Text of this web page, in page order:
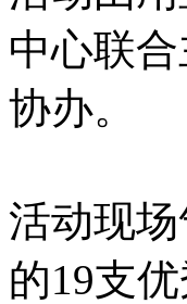
中心联
协办。
活动现
的19支